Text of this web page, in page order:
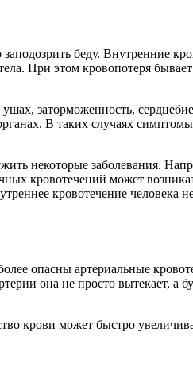
беду. Внутренние
При этом кровопотеря
заторможенность,
В таких случаях
некоторые заболевания.
кровотечений может
кровотечение человека
опасны артериальные
она не просто вытекает, а
крови может быстро